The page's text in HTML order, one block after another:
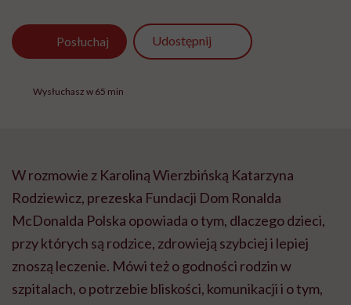
Posłuchaj Udostępnij
Wysłuchasz w 65 min
W rozmowie z Karoliną Wierzbińską Katarzyna
Rodziewicz, prezeska Fundacji Dom Ronalda
McDonalda Polska opowiada o tym, dlaczego dzieci,
przy których są rodzice, zdrowieją szybciej i lepiej
znoszą leczenie. Mówi też o godności rodzin w
szpitalach, o potrzebie bliskości, komunikacji i o tym,